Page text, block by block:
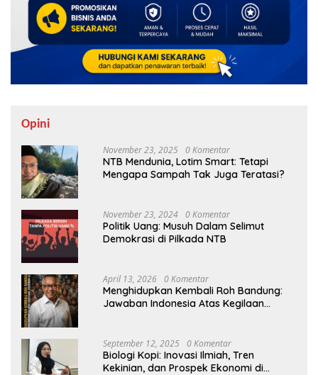
Opini
November 23, 2025 0 Komentar
NTB Mendunia, Lotim Smart: Tetapi
Mengapa Sampah Tak Juga Teratasi?
November 23, 2024 0 Komentar
Politik Uang: Musuh Dalam Selimut
Demokrasi di Pilkada NTB
April 13, 2026 0 Komentar
Menghidupkan Kembali Roh Bandung:
Jawaban Indonesia Atas Kegilaan
September 12, 2025 0 Komentar
Biologi Kopi: Inovasi Ilmiah, Tren
Kekinian, dan Prospek Ekonomi di